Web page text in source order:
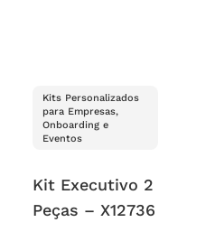
Kits Personalizados
para Empresas,
Onboarding e
Eventos
Kit Executivo 2
Peças – X12736